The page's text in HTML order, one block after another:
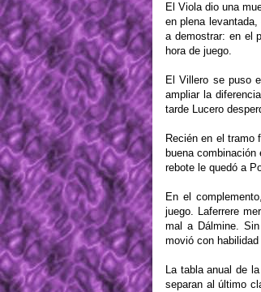
El Viola dio una
en plena
a demostrar: en el
hora de juego.
El Villero se puso
ampliar la
tarde Lucero
Recién en el tramo
buena
rebote le quedó a
En el
juego. Laferrere
mal a Dálmine.
movió con
La tabla anual de
separan al último